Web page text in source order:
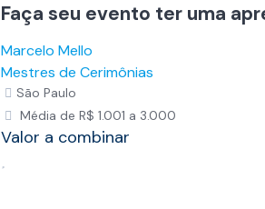
Faça seu evento ter uma
Marcelo Mello
Mestres de Cerimônias
São Paulo
Média de R$ 1.001 a 3.000
Valor a combinar